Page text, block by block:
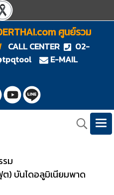
ศูนย์รวม
CALL CENTER
02-
E-MAIL
รม
ฟุต) บันไดอลูมิเนียมพาด